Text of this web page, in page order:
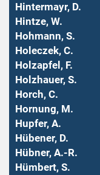
Hintermayr, D.
Hintze, W.
Hohmann, S.
Holeczek, C.
Holzapfel, F.
Holzhauer, S.
Horch, C.
Hornung, M.
Hupfer, A.
Hübener, D.
Hübner, A.-R.
Hümbert, S.